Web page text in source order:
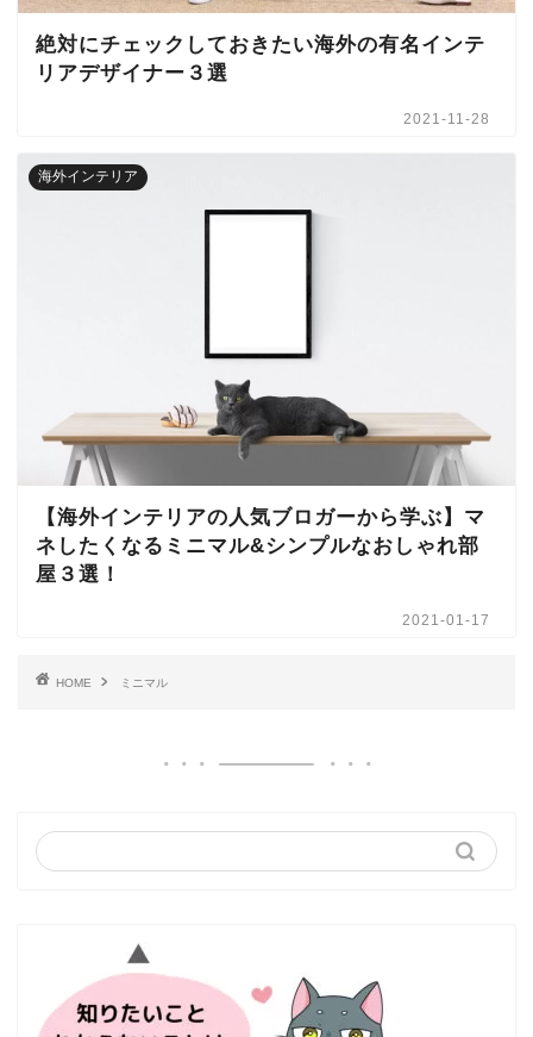
絶対にチェックしておきたい海外の有名インテ
リアデザイナー３選
2021-11-28
海外インテリア
【海外インテリアの人気ブロガーから学ぶ】マ
ネしたくなるミニマル&シンプルなおしゃれ部
屋３選！
2021-01-17
HOME ミニマル